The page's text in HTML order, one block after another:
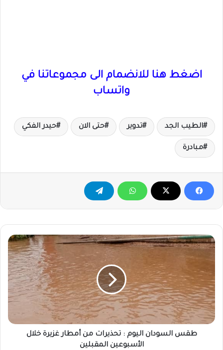
اضغط هنا للانضمام الى مجموعاتنا في
واتساب
الطيب الجد تدوير حتى الان حيدر الفكي
مبادرة
طقس
السودان
اليوم
تحذيرات
من
أمطار
غزيرة
خلال
الأسبوعينطقس السودان اليوم : تحذيرات من أمطار غزيرة خلال
الأسبوعين المقبلين